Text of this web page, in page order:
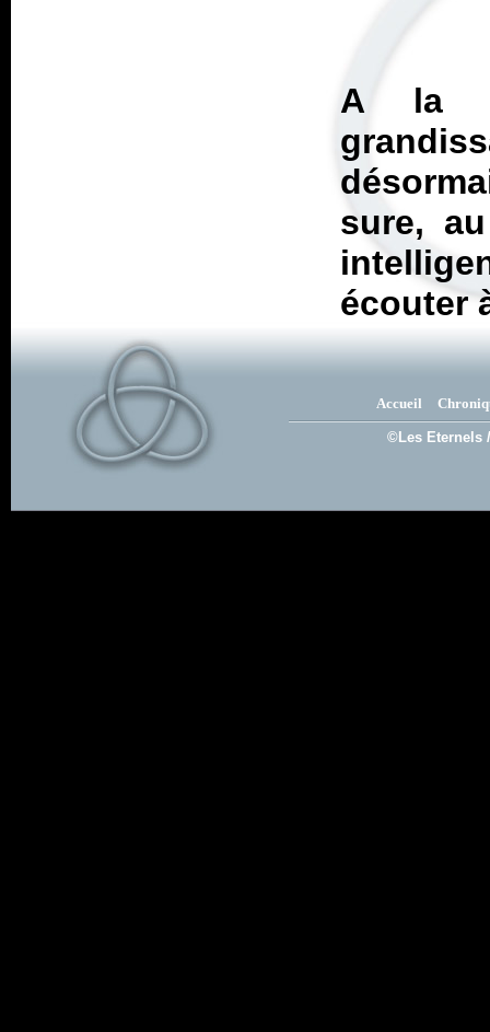
A la
sure,
écouter
Accueil
©Les Eternels